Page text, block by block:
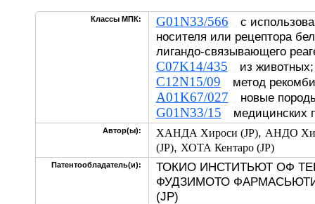
Классы МПК: G01N33/566 с
носителя или рецептора
лигандо-связывающего
C07K14/435 из животных;
C12N15/09 метод
A01K67/027 новые
G01N33/15 медицинских
Автор(ы): ХАНДА Хироси (JP), АНДО
(JP), ХОТА Кентаро (JP)
Патентообладатель(и):
ТОКИО ИНСТИТЬЮТ ОФ
ФУДЗИМОТО
(JP)